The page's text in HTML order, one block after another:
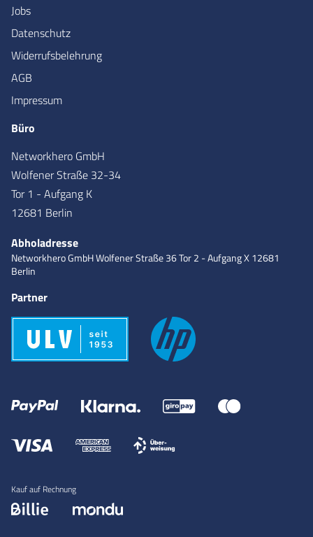
Jobs
Datenschutz
Widerrufsbelehrung
AGB
Impressum
Büro
Networkhero GmbH
Wolfener Straße 32-34
Tor 1 - Aufgang K
12681 Berlin
Abholadresse
Networkhero GmbHWolfener Straße 36Tor 2 - Aufgang X12681
Berlin
Partner
Kauf auf Rechnung